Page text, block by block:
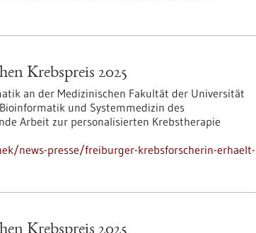
Krebspreis 2025
an der Medizinischen Fakultät der Universität
und Systemmedizin des
Arbeit zur personalisierten Krebstherapie
news-presse/freiburger-krebsforscherin-erhaelt-